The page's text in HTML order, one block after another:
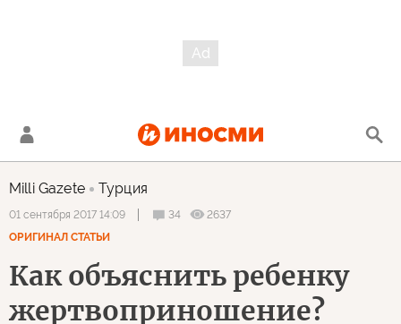
Milli Gazete Турция
01 сентября 2017 14:09 34
2637
ОРИГИНАЛ СТАТЬИ
Как объяснить ребенку
жертвоприношение?